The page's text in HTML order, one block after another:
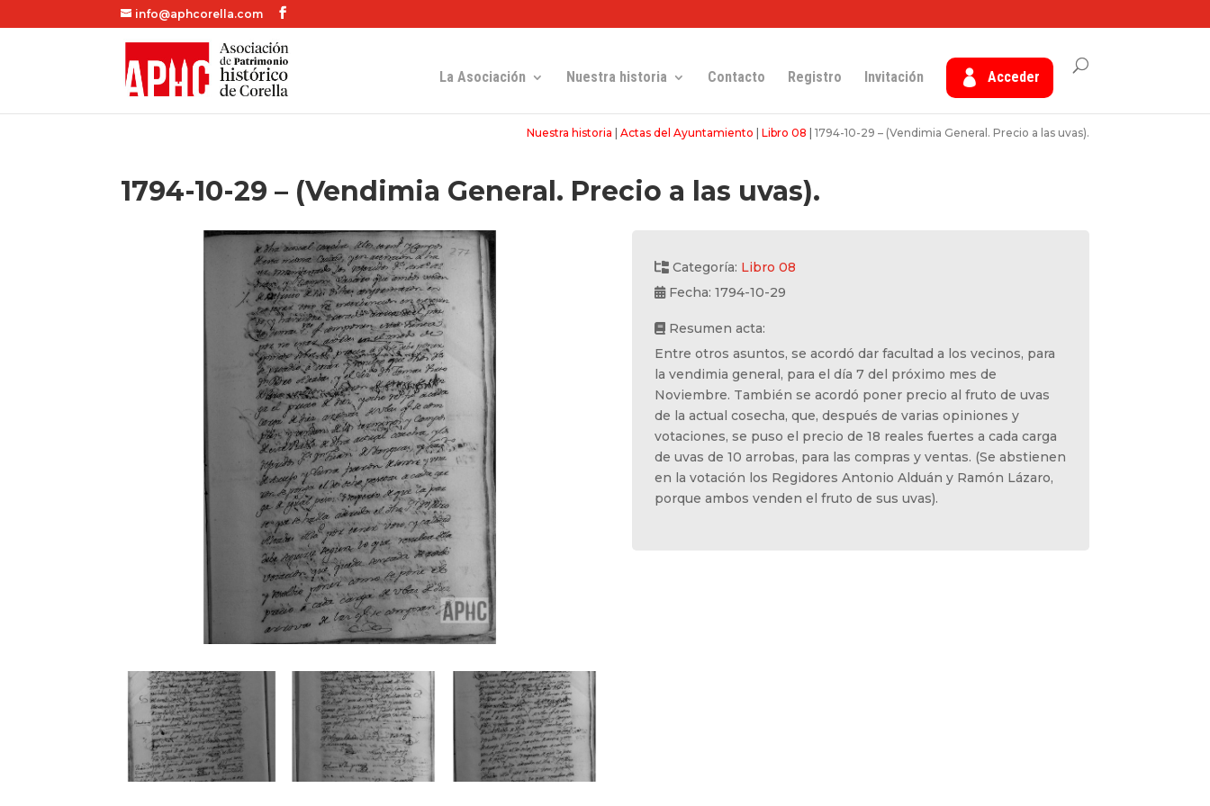
info@aphcorella.com
La Asociación Nuestra historia Contacto Registro Invitación Acceder
Nuestra historia Actas del Ayuntamiento Libro 08 1794-10-29 – (Vendimia General. Precio a las uvas).
1794-10-29 – (Vendimia General. Precio a las uvas).
Categoría: Libro 08
Fecha: 1794-10-29
Resumen acta:
Entre otros asuntos, se acordó dar facultad a los vecinos, para
la vendimia general, para el día 7 del próximo mes de
Noviembre. También se acordó poner precio al fruto de uvas
de la actual cosecha, que, después de varias opiniones y
votaciones, se puso el precio de 18 reales fuertes a cada carga
de uvas de 10 arrobas, para las compras y ventas. (Se abstienen
en la votación los Regidores Antonio Alduán y Ramón Lázaro,
porque ambos venden el fruto de sus uvas).